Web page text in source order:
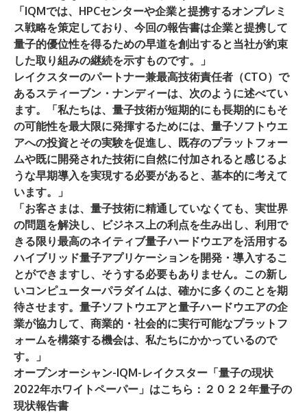
「IQMでは、HPCセンターや企業と提携するオンプレミ
ス戦略を策定しており、今回の報告書は企業と提携して
量子的優位性を得るための早道を創出すると当社が約束
した取り組みの継続を示すものです。」
レイクスターのパートナー兼最高技術責任者（CTO）で
あるスティーブン・ナンディーは、次のように述べてい
ます。「私たちは、量子技術が短期的にも長期的にもそ
の可能性を最大限に発揮するためには、量子ソフトウエ
アへの投資とその実験を促進し、既存のプラットフォー
ムや既に開発された技術に自然に付加されると感じるよ
うな早期導入を実現する必要があると、基本的に考えて
います。」
「お客さまは、量子技術に精通していなくても、実世界
の問題を解決し、ビジネス上の利点を生み出し、利用で
きる限り最高のネイティブ量子ハードウエアを活用する
ハイブリッド量子アプリケーションを開発・導入するこ
とができますし、そうする必要もありません。この新し
いコンピューターパラダイムは、確かに多くのことを期
待させます。量子ソフトウエアと量子ハードウエアの企
業が協力して、商業的・社会的に実行可能なプラットフ
ォームを構築する機会は、私たちにかかっているので
す。」
オープンオーシャン-IQM-レイクスター「量子の現状
2022年ホワイトペーパー」はこちら： ２０２２年量子の
現状報告書